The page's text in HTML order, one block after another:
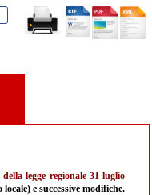
legge regionale 31 luglio
e successive modifiche.